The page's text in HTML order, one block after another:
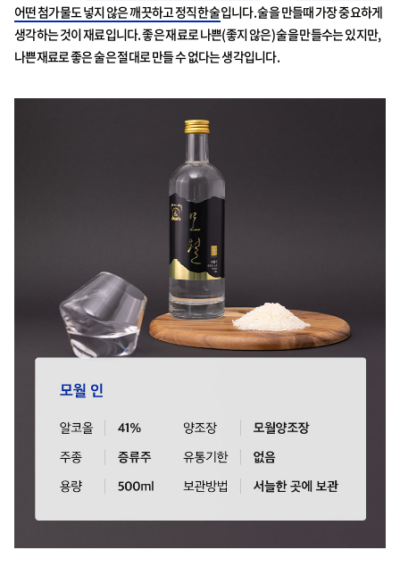
어떤 첨가물도 넣지 않은 깨끗하고 정직한 술입니다. 술을 만들때 가장 중요하게
생각하는 것이 재료입니다. 좋은 재료로 나쁜(좋지 않은) 술을 만들수는 있지만,
나쁜재료로 좋은 술은 절대로 만들 수 없다는 생각입니다.